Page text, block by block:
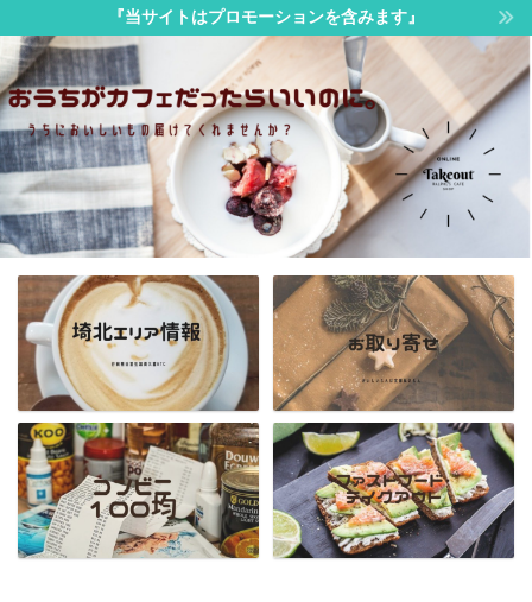
『当サイトはプロモーションを含みます』